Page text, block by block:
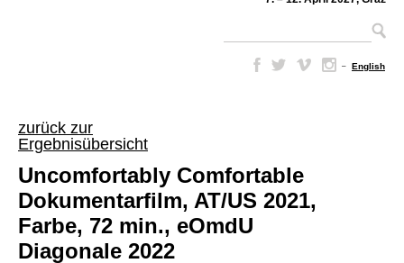
– English
zurück zur
Ergebnisübersicht
Uncomfortably Comfortable
Dokumentarfilm, AT/US 2021,
Farbe, 72 min., eOmdU
Diagonale 2022